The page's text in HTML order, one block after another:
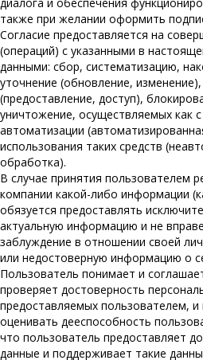
также при желании оформить
Согласие предоставляется на
(операций) с указанными в
данными: сбор, систематизацию,
уточнение (обновление,
(предоставление, доступ),
уничтожение, осуществляемых как
автоматизации
использования таких средств
обработка).
В случае принятия пользователем
компании какой-либо информации
обязуется предоставлять
актуальную информацию и не
заблуждение в отношении своей
или недостоверную информацию о
Пользователь понимает и
проверяет достоверность
предоставляемых пользователем,
оценивать дееспособность
что пользователь предоставляет
данные и поддерживает такие